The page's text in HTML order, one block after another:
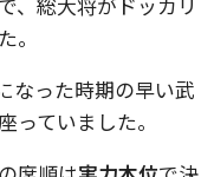
。
なった時期の早い武
ていました。